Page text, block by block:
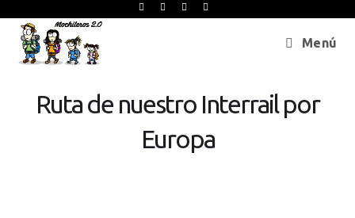
Menú
Ruta de nuestro Interrail por
Europa